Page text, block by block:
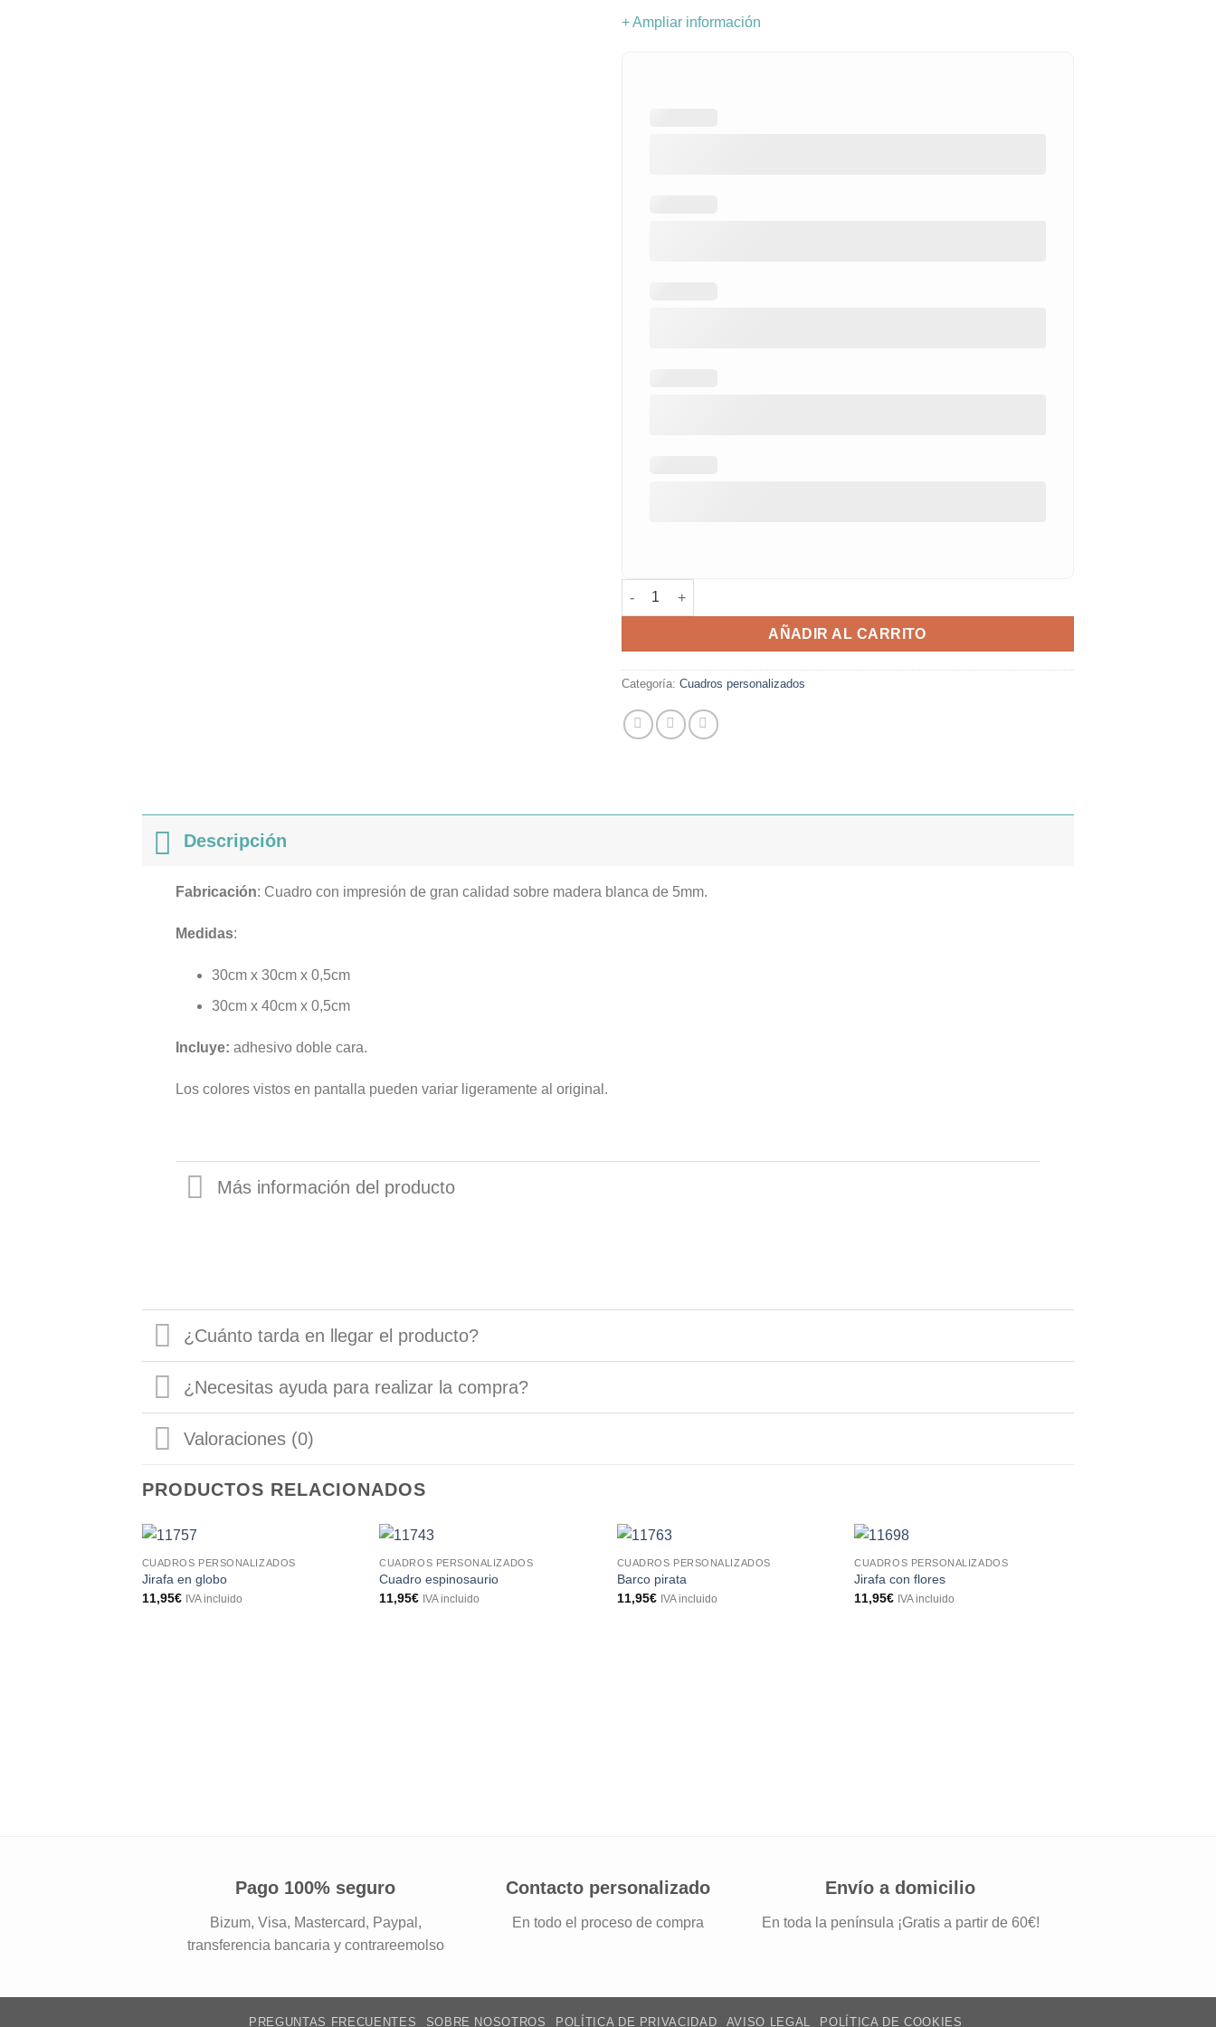
+ Ampliar información
Tigre con flores cantidad
AÑADIR AL CARRITO
Categoría: Cuadros personalizados
Descripción
Fabricación: Cuadro con impresión de gran calidad sobre madera blanca de 5mm.
Medidas:
30cm x 30cm x 0,5cm
30cm x 40cm x 0,5cm
Incluye: adhesivo doble cara.
Los colores vistos en pantalla pueden variar ligeramente al original.
Más información del producto
¿Cuánto tarda en llegar el producto?
¿Necesitas ayuda para realizar la compra?
Valoraciones (0)
PRODUCTOS RELACIONADOS
CUADROS PERSONALIZADOS
Jirafa en globo
11,95€ IVA incluido
CUADROS PERSONALIZADOS
Cuadro espinosaurio
11,95€ IVA incluido
CUADROS PERSONALIZADOS
Barco pirata
11,95€ IVA incluido
CUADROS PERSONALIZADOS
Jirafa con flores
11,95€ IVA incluido
Pago 100% seguro
Bizum, Visa, Mastercard, Paypal,
transferencia bancaria y contrareemolso
Contacto personalizado
En todo el proceso de compra
Envío a domicilio
En toda la península ¡Gratis a partir de 60€!
PREGUNTAS FRECUENTES SOBRE NOSOTROS POLÍTICA DE PRIVACIDAD AVISO LEGAL POLÍTICA DE COOKIES